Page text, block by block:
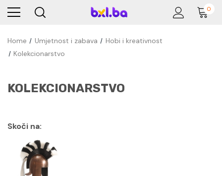
0
Home Umjetnost i zabava
Hobi i kreativnost
Kolekcionarstvo
KOLEKCIONARSTVO
Skoči na: